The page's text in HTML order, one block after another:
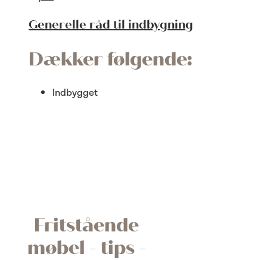
Generelle råd til indbygning
Dækker følgende:
Indbygget
Fritstående
møbel - tips -